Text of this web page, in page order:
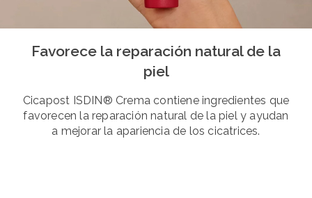
Favorece la reparación natural de la
piel
Cicapost ISDIN® Crema contiene ingredientes que
favorecen la reparación natural de la piel y ayudan
a mejorar la apariencia de los cicatrices.